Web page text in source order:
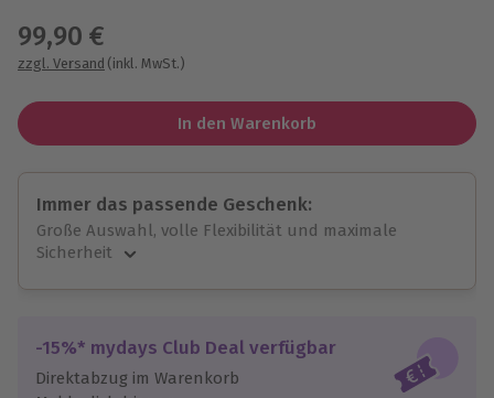
99,90 €
zzgl. Versand (inkl. MwSt.)
In den Warenkorb
Immer das passende Geschenk:
Große Auswahl, volle Flexibilität und maximale
Sicherheit
Jeder Gutschein für alle Erlebnisse einlösbar.
Maximale Sicherheit
-15%* mydays Club Deal verfügbar
Direktabzug im Warenkorb